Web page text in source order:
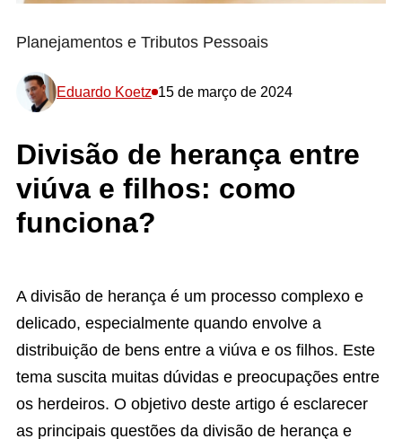
Planejamentos e Tributos Pessoais
Eduardo Koetz 15 de março de 2024
Divisão de herança entre
viúva e filhos: como
funciona?
A divisão de herança é um processo complexo e
delicado, especialmente quando envolve a
distribuição de bens entre a viúva e os filhos. Este
tema suscita muitas dúvidas e preocupações entre
os herdeiros. O objetivo deste artigo é esclarecer
as principais questões da divisão de herança e